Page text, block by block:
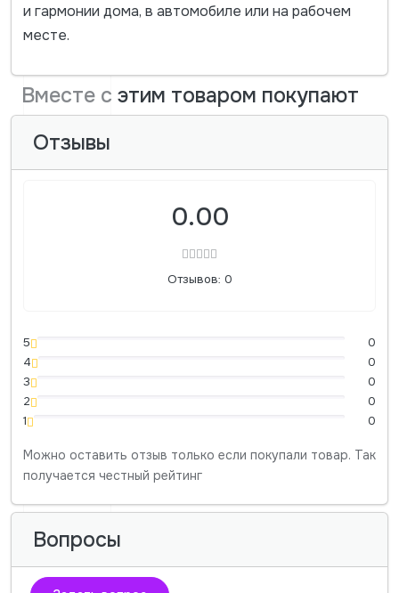
и гармонии дома, в автомобиле или на рабочем
месте.
Вместе с этим товаром покупают
Отзывы
0.00
Отзывов: 0
5
0
4
0
3
0
2
0
1
0
Можно оставить отзыв только если покупали товар. Так
получается честный рейтинг
Вопросы